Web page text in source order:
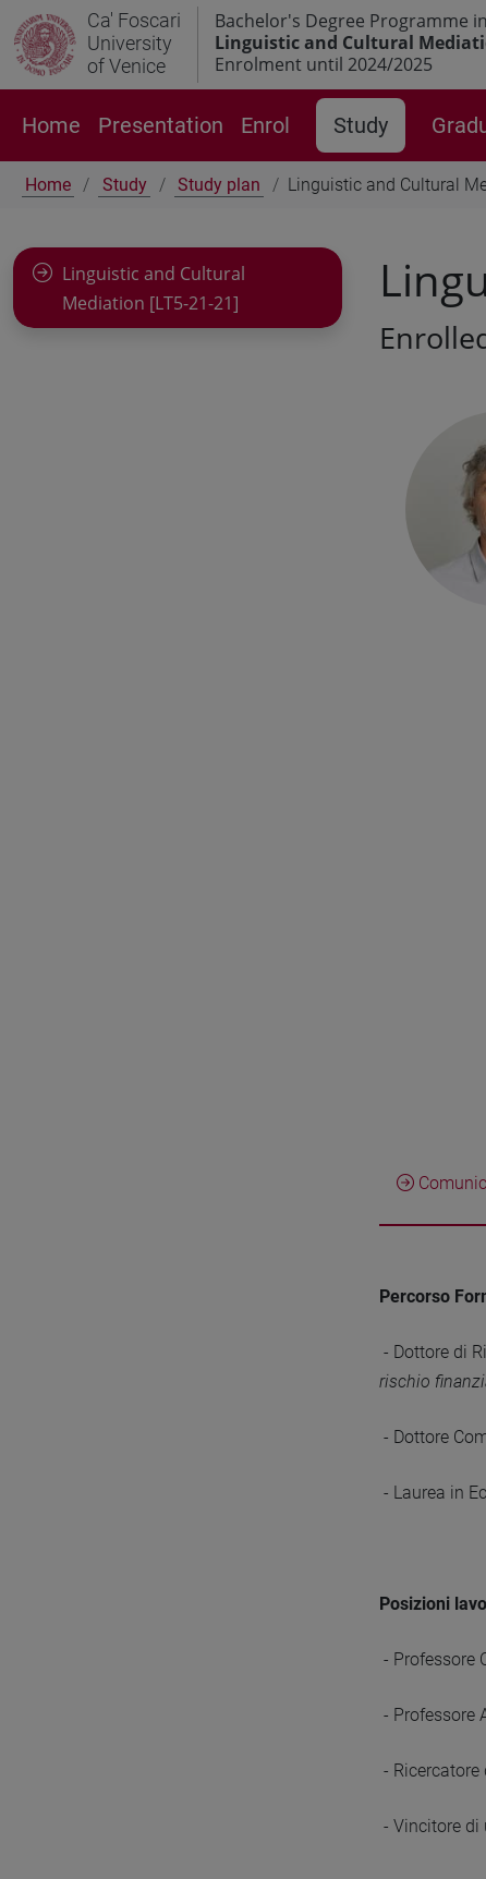
Ca' Foscari
University
of Venice
Bachelor's Degree Programme in
Linguistic and Cultural
Enrolment until 2024/2025
Home Presentation Enrol Study
Home Study Study plan Linguistic and Cultural
Percorso
- Dottore di
rischio
- Dottore
- Laurea in
Posizioni
- Professore
- Professore
-
- Vincitore di
Linguistic and Cultural
Mediation [LT5-21-21]